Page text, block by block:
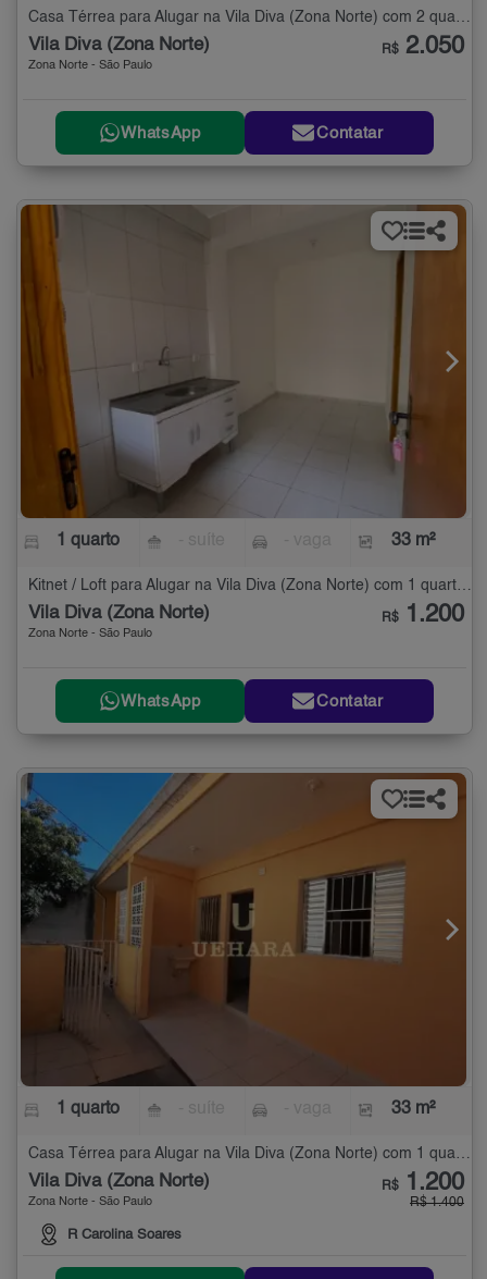
Casa Térrea para Alugar na Vila Diva (Zona Norte) com 2 quartos - 50 m²
Vila Diva (Zona Norte)
Zona Norte - São Paulo
R$ 2.050
WhatsApp Contatar
1 quarto 33 m²
Kitnet / Loft para Alugar na Vila Diva (Zona Norte) com 1 quarto - 33 m²
Vila Diva (Zona Norte)
Zona Norte - São Paulo
R$ 1.200
WhatsApp Contatar
1 quarto 33 m²
Casa Térrea para Alugar na Vila Diva (Zona Norte) com 1 quarto - 33 m²
Vila Diva (Zona Norte)
Zona Norte - São Paulo
R Carolina Soares
R$ 1.200
R$ 1.400